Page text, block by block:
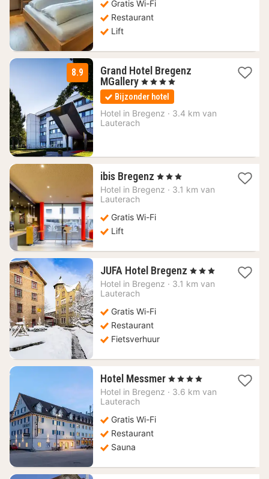
Gratis Wi-Fi
Restaurant
Lift
8.9
Grand Hotel Bregenz
MGallery 2
nachten
vanaf
112,50
, 4 Sterren
Bijzonder hotel
Hotel in Bregenz · 3.4 km van
Lauterach
ibis Bregenz 1
nacht
€
, 3 Sterren
Hotel in Bregenz · 3.1 km van
Lauterach
Gratis Wi-Fi
Lift
JUFA Hotel Bregenz 1
nacht
, 3 Sterren
Hotel in Bregenz · 3.1 km van
Lauterach
Gratis Wi-Fi
Restaurant
Fietsverhuur
Hotel Messmer 1
nacht
, 4 Sterren
Hotel in Bregenz · 3.6 km van
Lauterach
Gratis Wi-Fi
Restaurant
Sauna